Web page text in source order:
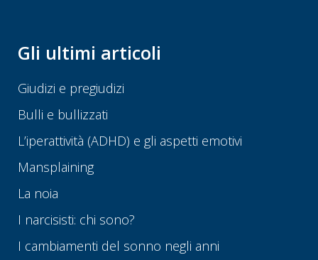
Gli ultimi articoli
Giudizi e pregiudizi
Bulli e bullizzati
L’iperattività (ADHD) e gli aspetti emotivi
Mansplaining
La noia
I narcisisti: chi sono?
I cambiamenti del sonno negli anni